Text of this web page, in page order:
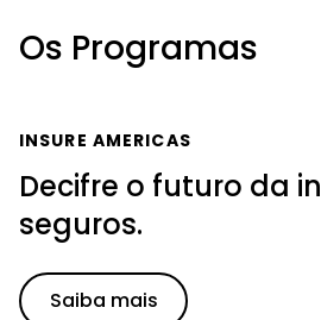
Os Programas
INSURE AMERICAS
Decifre o futuro da
seguros.
Saiba mais